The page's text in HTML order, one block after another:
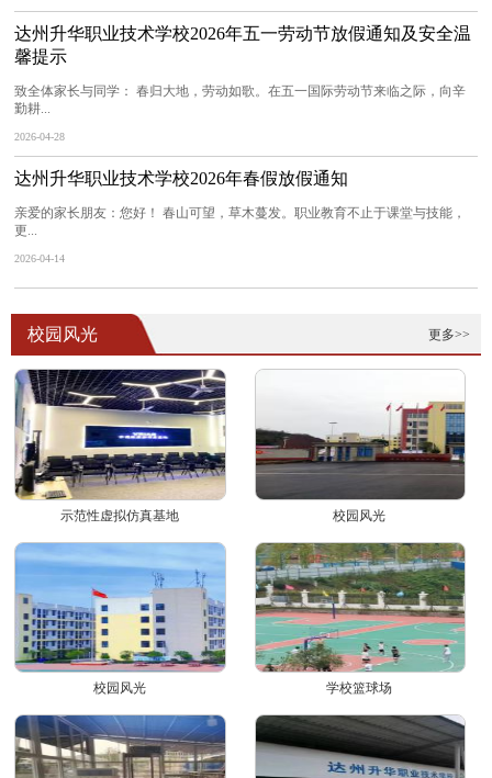
达州升华职业技术学校2026年五一劳动节放假通知及安全温
馨提示
致全体家长与同学： 春归大地，劳动如歌。在五一国际劳动节来临之际，向辛
勤耕...
2026-04-28
达州升华职业技术学校2026年春假放假通知
亲爱的家长朋友：您好！ 春山可望，草木蔓发。职业教育不止于课堂与技能，
更...
2026-04-14
更多>>
校园风光
示范性虚拟仿真基地 校园风光
校园风光 学校篮球场